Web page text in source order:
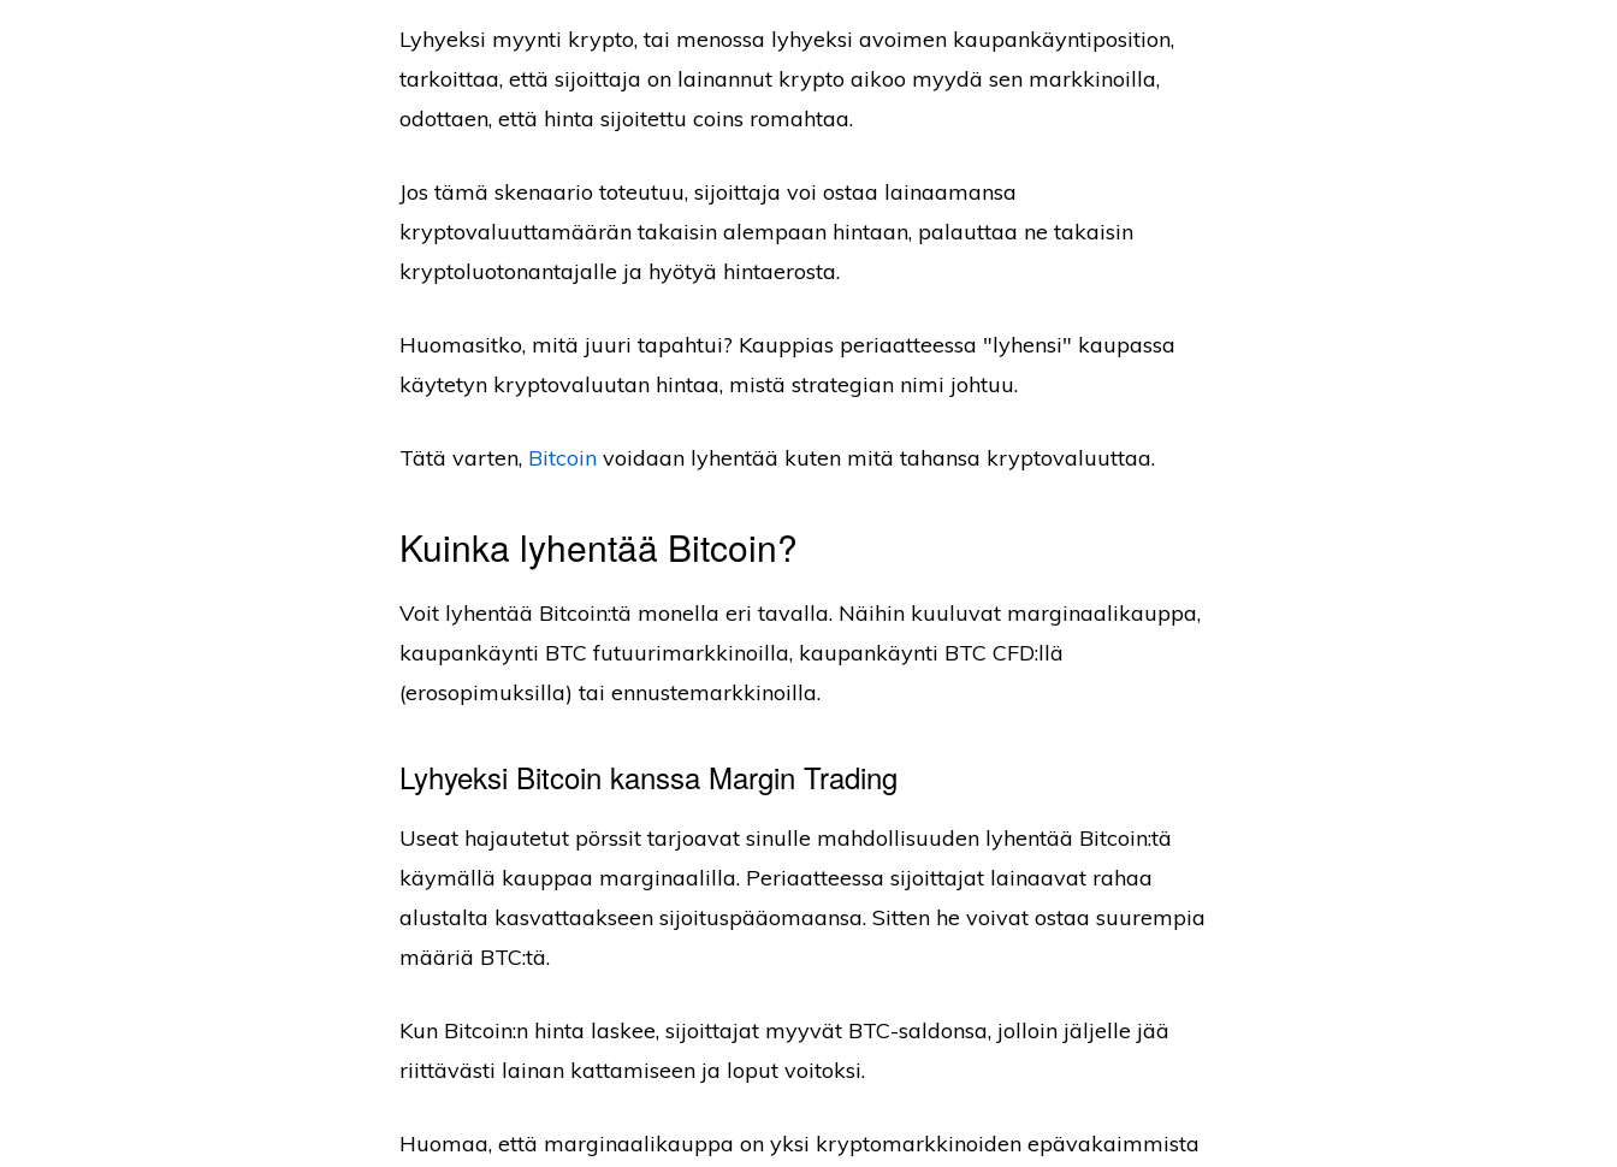
Lyhyeksi myynti krypto, tai menossa lyhyeksi avoimen kaupankäyntiposition,
tarkoittaa, että sijoittaja on lainannut krypto aikoo myydä sen markkinoilla,
odottaen, että hinta sijoitettu coins romahtaa.
Jos tämä skenaario toteutuu, sijoittaja voi ostaa lainaamansa
kryptovaluuttamäärän takaisin alempaan hintaan, palauttaa ne takaisin
kryptoluotonantajalle ja hyötyä hintaerosta.
Huomasitko, mitä juuri tapahtui? Kauppias periaatteessa "lyhensi" kaupassa
käytetyn kryptovaluutan hintaa, mistä strategian nimi johtuu.
Tätä varten, Bitcoin voidaan lyhentää kuten mitä tahansa kryptovaluuttaa.
Kuinka lyhentää Bitcoin?
Voit lyhentää Bitcoin:tä monella eri tavalla. Näihin kuuluvat marginaalikauppa,
kaupankäynti BTC futuurimarkkinoilla, kaupankäynti BTC CFD:llä
(erosopimuksilla) tai ennustemarkkinoilla.
Lyhyeksi Bitcoin kanssa Margin Trading
Useat hajautetut pörssit tarjoavat sinulle mahdollisuuden lyhentää Bitcoin:tä
käymällä kauppaa marginaalilla. Periaatteessa sijoittajat lainaavat rahaa
alustalta kasvattaakseen sijoituspääomaansa. Sitten he voivat ostaa suurempia
määriä BTC:tä.
Kun Bitcoin:n hinta laskee, sijoittajat myyvät BTC-saldonsa, jolloin jäljelle jää
riittävästi lainan kattamiseen ja loput voitoksi.
Huomaa, että marginaalikauppa on yksi kryptomarkkinoiden epävakaimmista